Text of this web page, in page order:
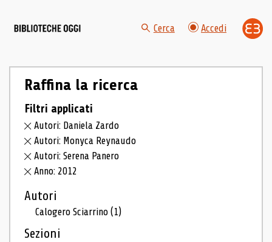
Cerca Accedi
Raffina la ricerca
Filtri applicati
Autori: Daniela Zardo
Autori: Monyca Reynaudo
Autori: Serena Panero
Anno: 2012
Autori
Calogero Sciarrino(1)
Sezioni